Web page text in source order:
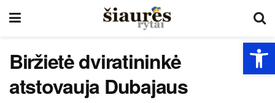
Biržietė dviratininkė
atstovauja Dubajaus